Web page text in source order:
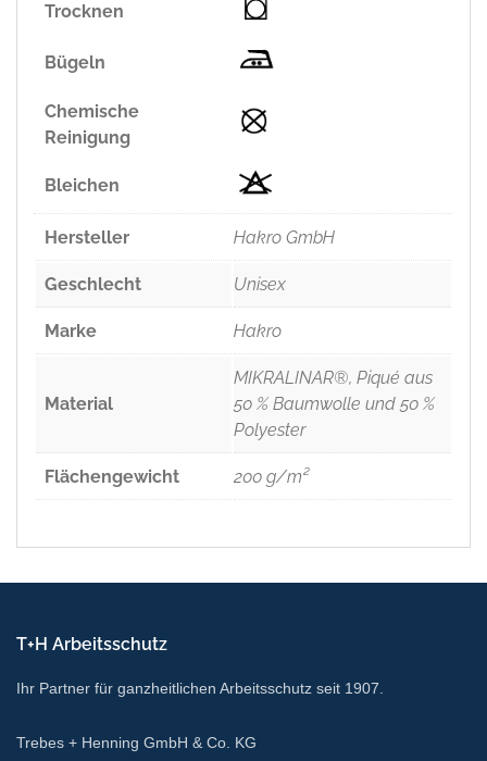
Trocknen
Bügeln
Chemische
Reinigung
Bleichen
Hersteller Hakro GmbH
Geschlecht Unisex
Marke Hakro
Material
MIKRALINAR®, Piqué aus
50 % Baumwolle und 50 %
Polyester
Flächengewicht 200 g/m²
T+H Arbeitsschutz
Ihr Partner für ganzheitlichen Arbeitsschutz seit 1907.
Trebes + Henning GmbH & Co. KG